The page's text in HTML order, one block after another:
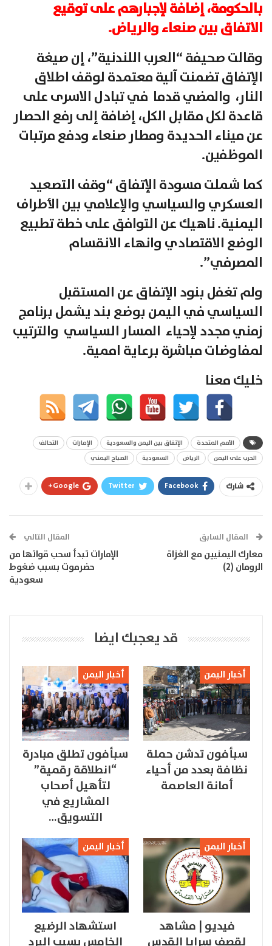
بالحكومة، إضافة لإجبارهم على توقيع
الاتفاق بين صنعاء والرياض.
وقالت صحيفة “العرب اللندنية”، إن صيغة
الإتفاق تضمنت آلية معتمدة لوقف اطلاق
النار، والمضي قدما في تبادل الاسرى على
قاعدة لكل مقابل الكل، إضافة إلى رفع الحصار
عن ميناء الحديدة ومطار صنعاء ودفع مرتبات
الموظفين.
كما شملت مسودة الإتفاق “وقف التصعيد
العسكري والسياسي والإعلامي بين الأطراف
اليمنية. ناهيك عن التوافق على خطة تطبيع
الوضع الاقتصادي وانهاء الانقسام
المصرفي”.
ولم تغفل بنود الإتفاق عن المستقبل
السياسي في اليمن بوضع بند يشمل برنامج
زمني مجدد لإحياء المسار السياسي والترتيب
لمفاوضات مباشرة برعاية اممية.
خليك معنا
الأمم المتحدة الإتفاق بين اليمن والسعودية الإمارات
التحالف
الحرب على اليمن
الرياض السعودية الصباح اليمني
شارك Facebook
Twitter
Google+
المقال السابق
معارك اليمنيين مع الغزاة
الرومان (2)
المقال التالي
الإمارات تبدأ سحب قواتها من
حضرموت بسبب ضغوط
سعودية
قد يعجبك ايضا
أخبار اليمن
سبأفون تدشن حملة
نظافة بعدد من أحياء
أمانة العاصمة
أخبار اليمن
سبأفون تطلق مبادرة
“انطلاقة رقمية”
لتأهيل أصحاب
المشاريع في
التسويق…
أخبار اليمن
فيديو | مشاهد
لقصف سرايا القدس
أخبار اليمن
استشهاد الرضيع
الخامس بسبب البرد